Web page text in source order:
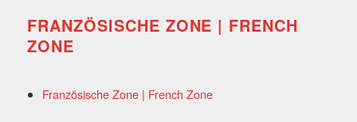
FRANZÖSISCHE ZONE | FRENCH
ZONE
Französische Zone | French Zone